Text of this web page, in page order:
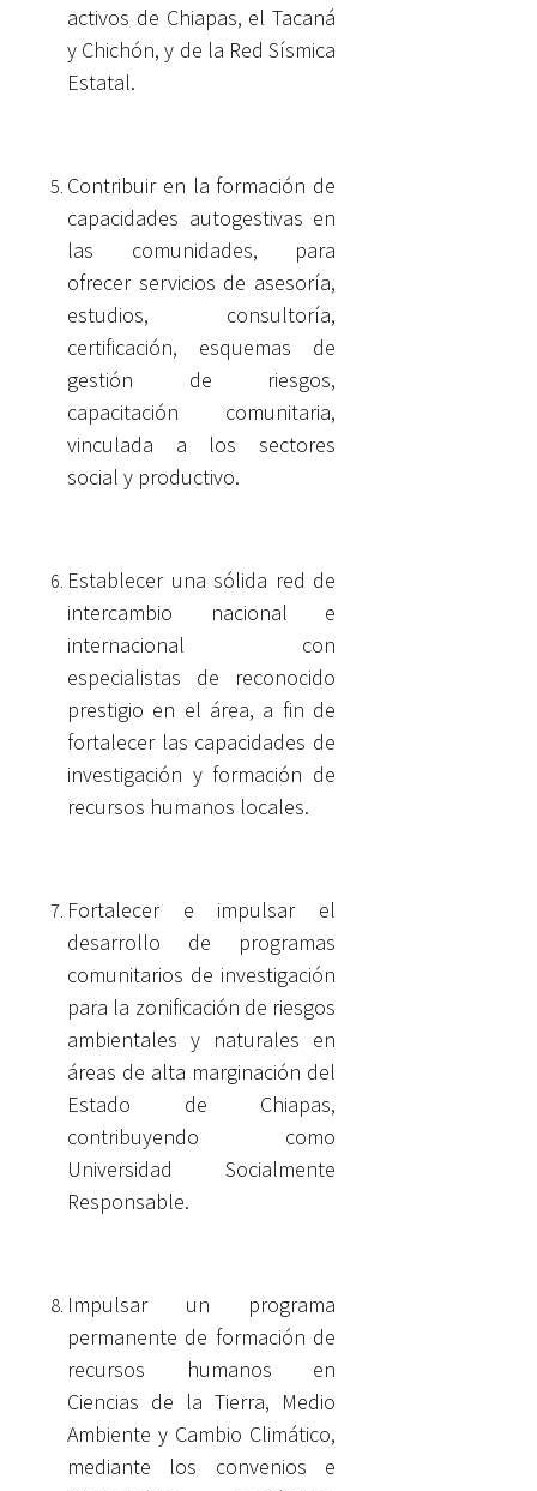
activos de Chiapas, el Tacaná
y Chichón, y de la Red Sísmica
Estatal.
Contribuir en la formación de
capacidades autogestivas en
las comunidades, para
ofrecer servicios de asesoría,
estudios, consultoría,
certificación, esquemas de
gestión de riesgos,
capacitación comunitaria,
vinculada a los sectores
social y productivo.
Establecer una sólida red de
intercambio nacional e
internacional con
especialistas de reconocido
prestigio en el área, a fin de
fortalecer las capacidades de
investigación y formación de
recursos humanos locales.
Fortalecer e impulsar el
desarrollo de programas
comunitarios de investigación
para la zonificación de riesgos
ambientales y naturales en
áreas de alta marginación del
Estado de Chiapas,
contribuyendo como
Universidad Socialmente
Responsable.
Impulsar un programa
permanente de formación de
recursos humanos en
Ciencias de la Tierra, Medio
Ambiente y Cambio Climático,
mediante los convenios e